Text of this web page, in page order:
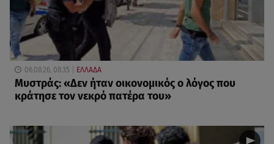
06.08.26, 08:35 ΕΛΛΑΔΑ
Μυστράς: «Δεν ήταν οικονομικός ο λόγος που
κράτησε τον νεκρό πατέρα του»